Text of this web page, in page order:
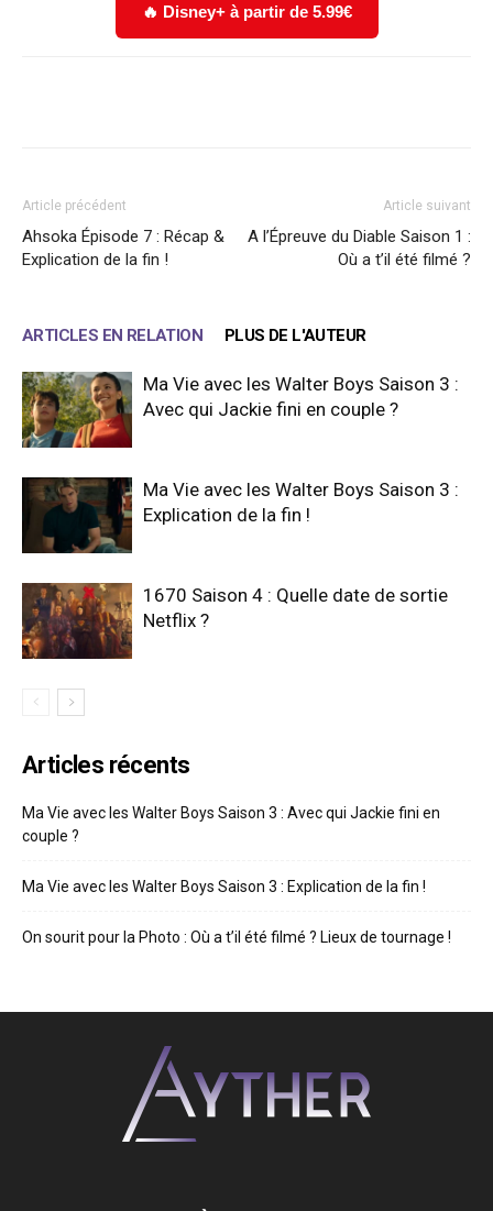
🔥 Disney+ à partir de 5.99€
Article précédent
Ahsoka Épisode 7 : Récap &
Explication de la fin !
Article suivant
A l’Épreuve du Diable Saison 1 :
Où a t’il été filmé ?
ARTICLES EN RELATION PLUS DE L'AUTEUR
Ma Vie avec les Walter Boys Saison 3 :
Avec qui Jackie fini en couple ?
Ma Vie avec les Walter Boys Saison 3 :
Explication de la fin !
1670 Saison 4 : Quelle date de sortie
Netflix ?
Articles récents
Ma Vie avec les Walter Boys Saison 3 : Avec qui Jackie fini en
couple ?
Ma Vie avec les Walter Boys Saison 3 : Explication de la fin !
On sourit pour la Photo : Où a t’il été filmé ? Lieux de tournage !